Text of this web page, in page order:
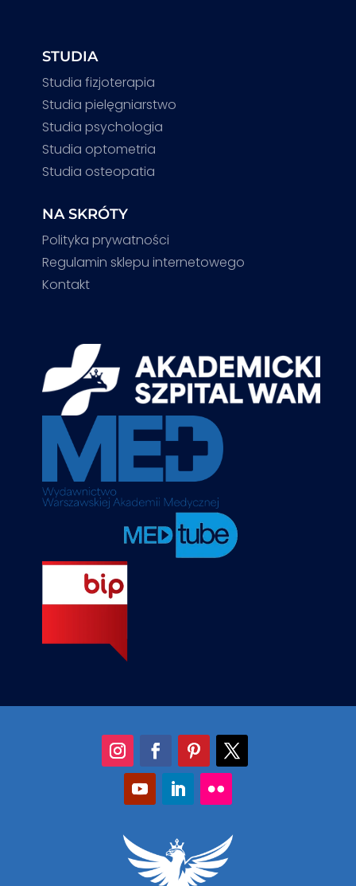
STUDIA
Studia fizjoterapia
Studia pielęgniarstwo
Studia psychologia
Studia optometria
Studia osteopatia
NA SKRÓTY
Polityka prywatności
Regulamin sklepu internetowego
Kontakt